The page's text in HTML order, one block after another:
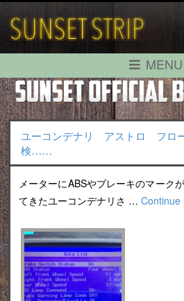
MENU
ユーコンデナリ アストロ フ
検……
メーターにABSやブレーキのマーク
てきたユーコンデナリさ … Continue